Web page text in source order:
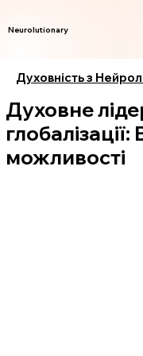
Neurolutionary
Духовність з
Духовне
можливості